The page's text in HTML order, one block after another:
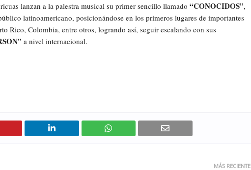
lanzan a la palestra musical su primer sencillo llamado “CONOCIDOS”,
latinoamericano, posicionándose en los primeros lugares de importantes
Rico, Colombia, entre otros, logrando así, seguir escalando con sus
a nivel internacional.
MÁS RECIENTE